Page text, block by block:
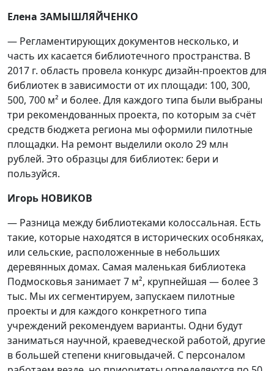
Елена ЗАМЫШЛЯЙЧЕНКО
— Регламентирующих документов несколько, и
часть их касается библиотечного пространства. В
2017 г. область провела конкурс дизайн-проектов для
библиотек в зависимости от их площади: 100, 300,
500, 700 м² и более. Для каждого типа были выбраны
три рекомендованных проекта, по которым за счёт
средств бюджета региона мы оформили пилотные
площадки. На ремонт выделили около 29 млн
рублей. Это образцы для библиотек: бери и
пользуйся.
Игорь НОВИКОВ
— Разница между библиотеками колоссальная. Есть
такие, которые находятся в исторических особняках,
или сельские, расположенные в небольших
деревянных домах. Самая маленькая библиотека
Подмосковья занимает 7 м², крупнейшая — более 3
тыс. Мы их сегментируем, запускаем пилотные
проекты и для каждого конкретного типа
учреждений рекомендуем варианты. Одни будут
заниматься научной, краеведческой работой, другие
в большей степени книговыдачей. С персоналом